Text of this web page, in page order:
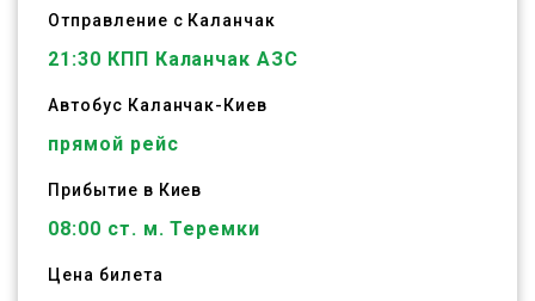
Отправление с Каланчак
21:30 КПП Каланчак АЗС
Автобус Каланчак- Киев
прямой рейс
Прибытие в Киев
08:00 ст. м. Теремки
Цена билета